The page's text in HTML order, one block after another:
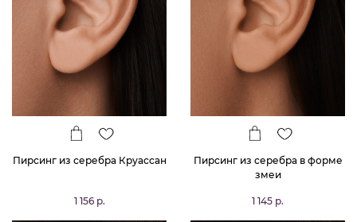
Пирсинг из серебра Круассан
1 156 р.
Пирсинг из серебра в форме
змеи
1 145 р.